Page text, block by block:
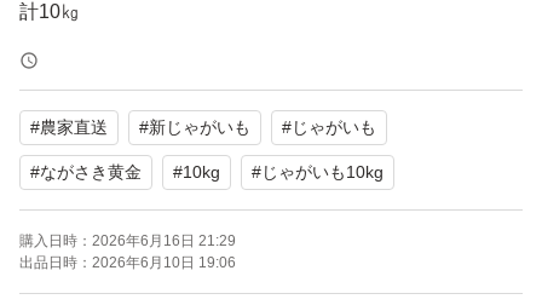
計10㎏
#農家直送 #新じゃがいも #じゃがいも
#ながさき黄金 #10kg #じゃがいも10kg
購入日時： 2026年6月16日 21:29
出品日時： 2026年6月10日 19:06